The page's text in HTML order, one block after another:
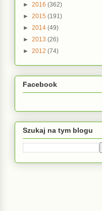
► 2016 (362)
► 2015 (191)
► 2014 (49)
► 2013 (26)
► 2012 (74)
Facebook
Szukaj na tym blogu